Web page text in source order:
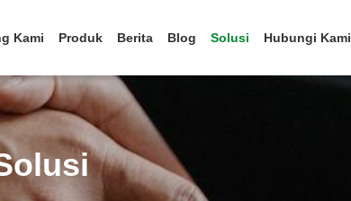
Kami Produk Berita Blog Solusi Hubungi Kami